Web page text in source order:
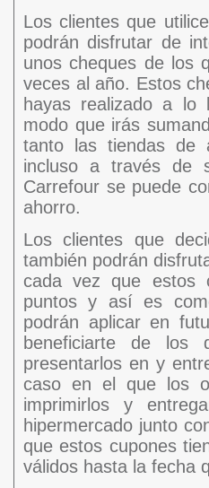
Los clientes que
podrán disfrutar de
unos cheques de los
veces al año. Estos
hayas realizado a lo
modo que irás
tanto las tiendas de
incluso a través de
Carrefour se puede
ahorro.
Los clientes que
también podrán
cada vez que estos
puntos y así es
podrán aplicar en
beneficiarte de los
presentarlos en y
caso en el que los
imprimirlos y
hipermercado junto
que estos cupones
válidos hasta la fecha